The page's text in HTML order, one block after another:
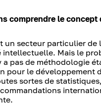
comprendre le
un secteur particulier
Mais le
pas de méthodologie
pour le développement
sortes de